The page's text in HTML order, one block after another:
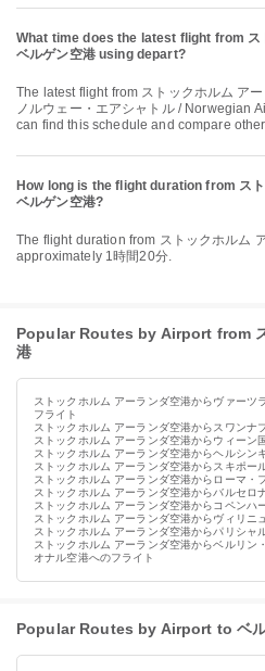
What time does the latest flight from ス
ベルゲン空港 using depart?
The latest flight from ストックホルム アーランダ空港 to ベルゲン空港 with
ノルウェー・エアシャトル / Norwegian
can find this schedule and compare
How long is the flight duration from ス
ベルゲン空港?
The flight duration from ストックホルム アーランダ空港 to ベルゲン空港 is
approximately 1時間20分.
Popular Routes by Airport from
港
ストックホルム アーランダ空港からヴァーツ
フライト
ストックホルム アーランダ空港からスワンナ
ストックホルム アーランダ空港からウィーン
ストックホルム アーランダ空港からヘルシン
ストックホルム アーランダ空港からスキポー
ストックホルム アーランダ空港からローマ・
ストックホルム アーランダ空港からバルセロ
ストックホルム アーランダ空港からコペンハ
ストックホルム アーランダ空港からヴィリニ
ストックホルム アーランダ空港からパリシャ
ストックホルム アーランダ空港からベルリン
オナル空港へのフライト
Popular Routes by Airport to ベ